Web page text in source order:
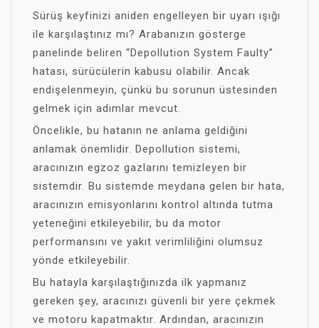
Sürüş keyfinizi aniden engelleyen bir uyarı ışığı
ile karşılaştınız mı? Arabanızın gösterge
panelinde beliren “Depollution System Faulty”
hatası, sürücülerin kabusu olabilir. Ancak
endişelenmeyin, çünkü bu sorunun üstesinden
gelmek için adımlar mevcut.
Öncelikle, bu hatanın ne anlama geldiğini
anlamak önemlidir. Depollution sistemi,
aracınızın egzoz gazlarını temizleyen bir
sistemdir. Bu sistemde meydana gelen bir hata,
aracınızın emisyonlarını kontrol altında tutma
yeteneğini etkileyebilir, bu da motor
performansını ve yakıt verimliliğini olumsuz
yönde etkileyebilir.
Bu hatayla karşılaştığınızda ilk yapmanız
gereken şey, aracınızı güvenli bir yere çekmek
ve motoru kapatmaktır. Ardından, aracınızın